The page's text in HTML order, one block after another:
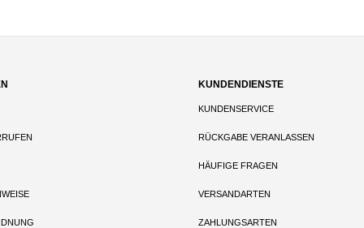
KUNDENDIENSTE
KUNDENSERVICE
RÜCKGABE VERANLASSEN
HÄUFIGE FRAGEN
VERSANDARTEN
ZAHLUNGSARTEN